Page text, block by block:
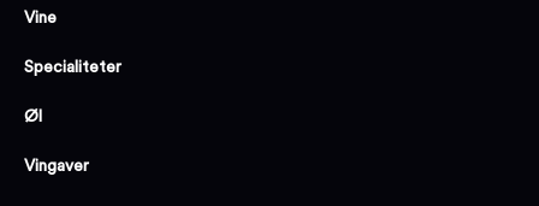
Vine
Specialiteter
Øl
Vingaver